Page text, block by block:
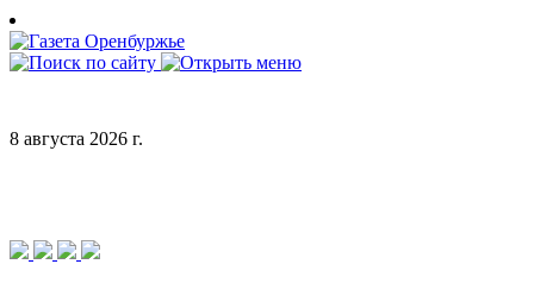
Skip
to
content
8 августа 2026 г.